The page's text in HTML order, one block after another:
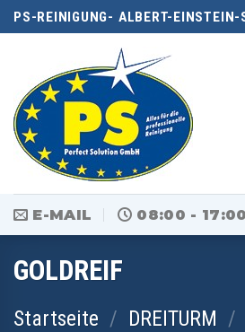
Skip
content
PS-REINIGUNG- ALBERT-EINSTEIN-
E-MAIL 08:00 - 17:00
GOLDREIF
Startseite / DREITURM /